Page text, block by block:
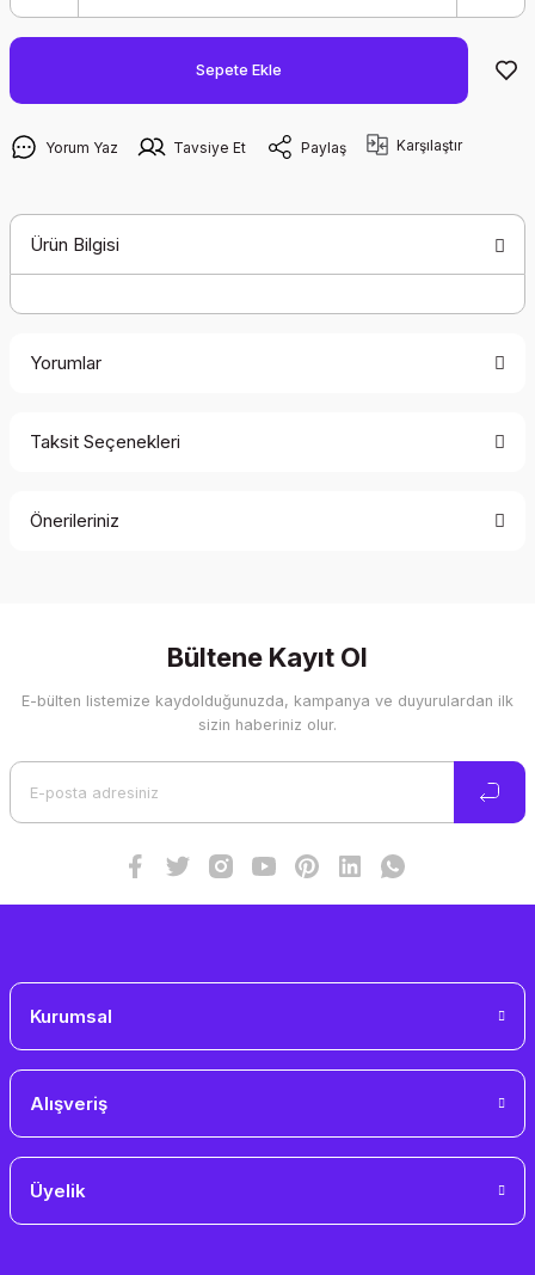
Sepete Ekle
Yorum Yaz Tavsiye Et Paylaş Karşılaştır
Ürün Bilgisi
Yorumlar
Taksit Seçenekleri
Önerileriniz
Görüş ve önerileriniz için teşekkür ederiz.
Ürün resmi kalitesiz, bozuk veya görüntülenemiyor.
Bültene Kayıt Ol
E-bülten listemize kaydolduğunuzda, kampanya ve duyurulardan ilk
sizin haberiniz olur.
Kurumsal
Alışveriş
Üyelik